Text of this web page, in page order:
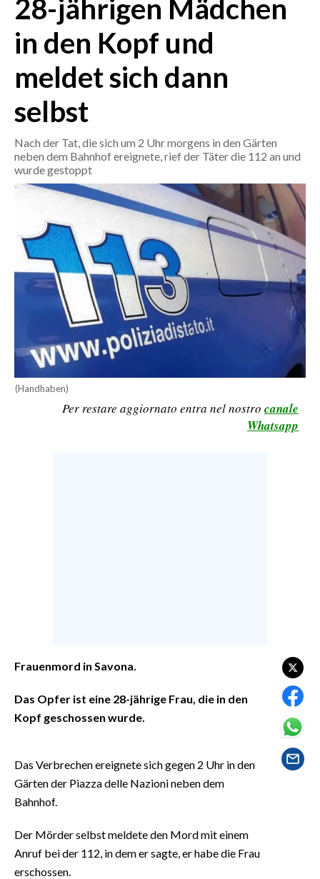
CRONACA
ITALIA
MONDO
POLITICA
ECONOMIA
SERVIZI ALLE IMPRESE
SPORT IN SARDEGNA
RISULTATI E CLASSIFICHE
CALCIO
CALCIO REGIONALE
BASKET
INSULARITÀ
VIDEO
ABBONATI
28-jährigen Mädchen
in den Kopf und
meldet sich dann
selbst
Nach der Tat, die sich um 2 Uhr morgens in den Gärten
neben dem Bahnhof ereignete, rief der Täter die 112 an und
wurde gestoppt
(Handhaben)
Per restare aggiornato entra nel nostro canale
Whatsapp
Frauenmord in Savona.
Das Opfer ist eine 28-jährige Frau, die in den
Kopf geschossen wurde.
Das Verbrechen ereignete sich gegen 2 Uhr in den
Gärten der Piazza delle Nazioni neben dem
Bahnhof.
Der Mörder selbst meldete den Mord mit einem
Anruf bei der 112, in dem er sagte, er habe die Frau
erschossen.